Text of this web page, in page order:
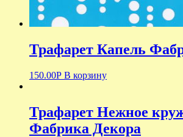
Трафарет Капель
150.00Р В корзину
Трафарет Нежное
Фабрика Декора